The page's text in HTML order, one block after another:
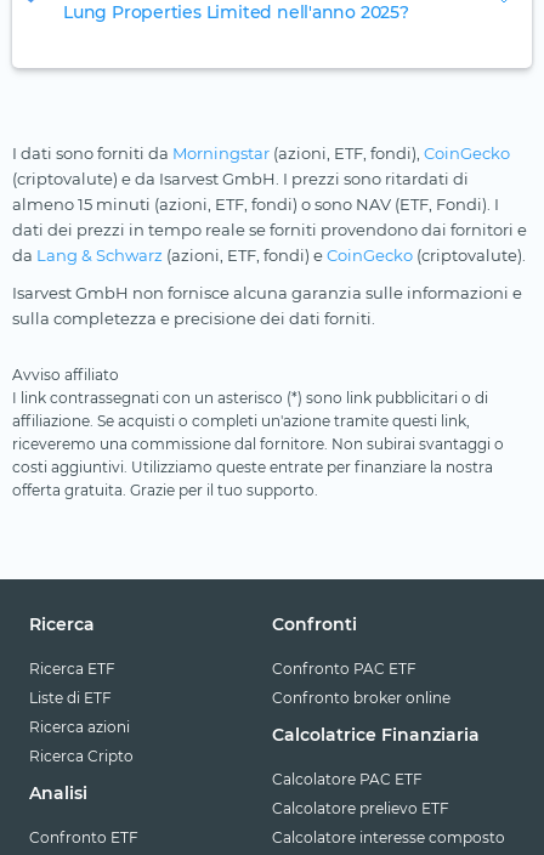
Lung Properties Limited nell'anno 2025?
I dati sono forniti da Morningstar (azioni, ETF, fondi), CoinGecko
(criptovalute) e da Isarvest GmbH. I prezzi sono ritardati di
almeno 15 minuti (azioni, ETF, fondi) o sono NAV (ETF, Fondi). I
dati dei prezzi in tempo reale se forniti provendono dai fornitori e
da Lang & Schwarz (azioni, ETF, fondi) eCoinGecko (criptovalute).
Isarvest GmbH non fornisce alcuna garanzia sulle informazioni e
sulla completezza e precisione dei dati forniti.
Avviso affiliato
I link contrassegnati con un asterisco (*) sono link pubblicitari o di
affiliazione. Se acquisti o completi un'azione tramite questi link,
riceveremo una commissione dal fornitore. Non subirai svantaggi o
costi aggiuntivi. Utilizziamo queste entrate per finanziare la nostra
offerta gratuita. Grazie per il tuo supporto.
Ricerca
Ricerca ETF
Liste di ETF
Ricerca azioni
Ricerca Cripto
Analisi
Confronto ETF
Confronti
Confronto PAC ETF
Confronto broker online
Calcolatrice Finanziaria
Calcolatore PAC ETF
Calcolatore prelievo ETF
Calcolatore interesse composto